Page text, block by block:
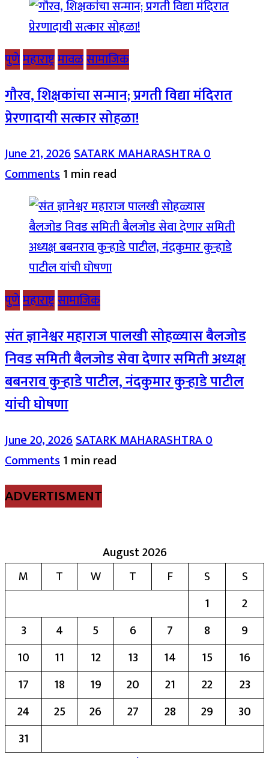
पुणेमहाराष्ट्रमावळसामाजिक
गौरव, शिक्षकांचा सन्मान; प्रगती विद्या मंदिरात
प्रेरणादायी सत्कार सोहळा!
June 21, 2026SATARK MAHARASHTRA0
Comments1 min read
पुणेमहाराष्ट्रसामाजिक
संत ज्ञानेश्वर महाराज पालखी सोहळ्यास बैलजोड
निवड समिती बैलजोड सेवा देणार समिती अध्यक्ष
बबनराव कुऱ्हाडे पाटील, नंदकुमार कुऱ्हाडे पाटील
यांची घोषणा
June 20, 2026SATARK MAHARASHTRA0
Comments1 min read
ADVERTISMENT
August 2026
M
T W T F S
S
1
2
3
4 5 6 7 8
9
10
11 12 13 14 15
16
17
18 19 20 21 22
23
24
25 26 27 28 29
30
31